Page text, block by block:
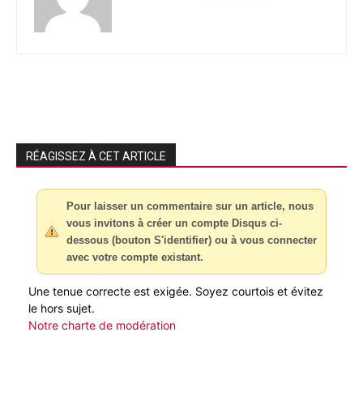
RÉAGISSEZ À CET ARTICLE
Pour laisser un commentaire sur un article, nous
vous invitons à créer un compte Disqus ci-
dessous (bouton S'identifier) ou à vous connecter
avec votre compte existant.
Une tenue correcte est exigée. Soyez courtois et évitez
le hors sujet.
Notre charte de modération